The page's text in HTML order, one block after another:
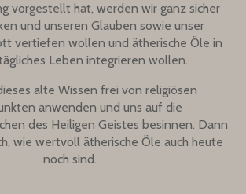
vorgestellt hat, werden wir ganz sicher
und unseren Glauben sowie unser
vertiefen wollen und ätherische Öle in
Leben integrieren wollen.
alte Wissen frei von religiösen
anwenden und uns auf die
des Heiligen Geistes besinnen. Dann
wie wertvoll ätherische Öle auch heute
noch sind.